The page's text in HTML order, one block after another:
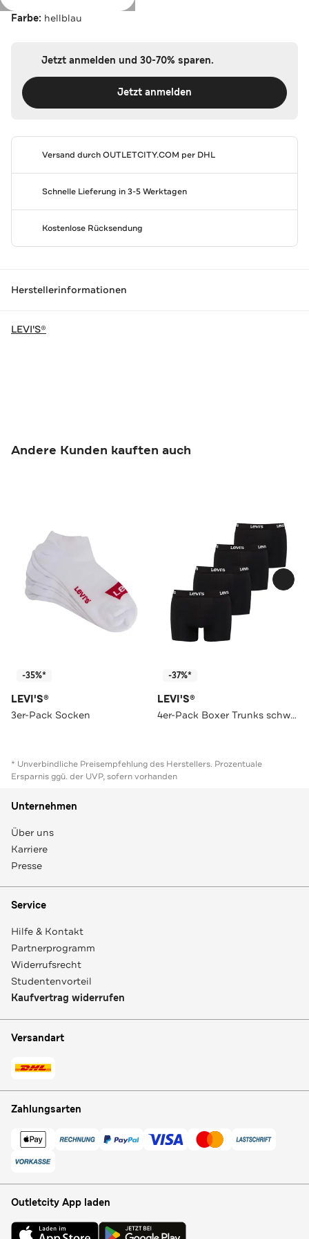
Farbe: hellblau
Jetzt anmelden und 30-70% sparen.
Jetzt anmelden
Versand durchOUTLETCITY.COM per DHL
Schnelle Lieferung in 3-5 Werktagen
Kostenlose Rücksendung
Herstellerinformationen
LEVI'S®
Andere Kunden kauften auch
-35%*
LEVI'S®
3er-Pack Socken
-37%*
LEVI'S®
4er-Pack Boxer Trunks schwarz
* Unverbindliche Preisempfehlung des Herstellers. Prozentuale
Ersparnis ggü. der UVP, sofern vorhanden
Unternehmen
Über uns
Karriere
Presse
Service
Hilfe & Kontakt
Partnerprogramm
Widerrufsrecht
Studentenvorteil
Kaufvertrag widerrufen
Versandart
Zahlungsarten
Outletcity App laden